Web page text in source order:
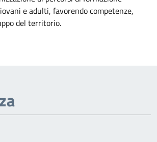
e adulti, favorendo competenze,
del territorio.